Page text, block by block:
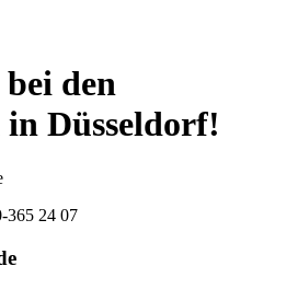
den
Düsseldorf!